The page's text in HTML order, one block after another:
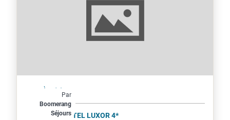
À partir de
814€
par personne
Par
Boomerang
Séjours
Égypte
PYRAMISA HOTEL LUXOR 4*